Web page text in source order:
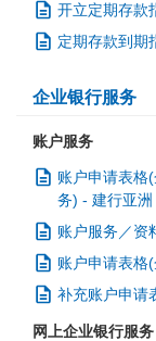
开立定期存款
定期存款到期
企业银行服务
账户服务
账户申请表格
务) - 建行亚洲
账户服务／资
账户申请表格
补充账户申请
网上企业银行服务